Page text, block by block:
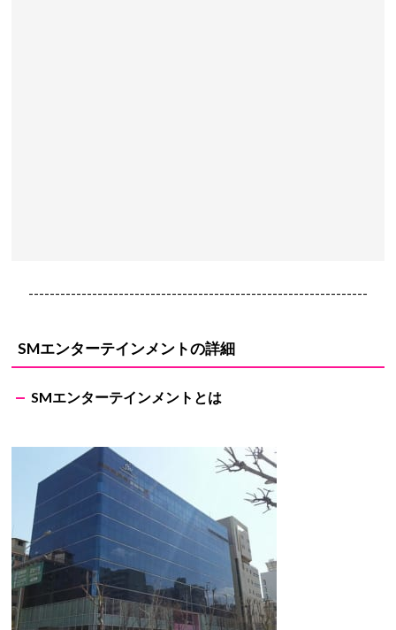
----------------------------------------------------------------
SMエンターテインメントの詳細
SMエンターテインメントとは